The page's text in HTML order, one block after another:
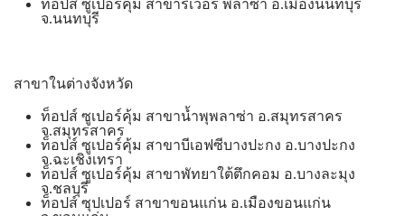
ท็อปส์ ซูเปอร์คุ้ม สาขาริเวอร์ พลาซ่า อ.เมืองนนทบุรี
จ.นนทบุรี
สาขาในต่างจังหวัด
ท็อปส์ ซูเปอร์คุ้ม สาขาน้ำพุพลาซ่า อ.สมุทรสาคร
จ.สมุทรสาคร
ท็อปส์ ซูเปอร์คุ้ม สาขาบีเอฟซีบางปะกง อ.บางปะกง
จ.ฉะเชิงเทรา
ท็อปส์ ซูเปอร์คุ้ม สาขาพัทยาใต้ตึกคอม อ.บางละมุง
จ.ชลบุรี
ท็อปส์ ซุปเปอร์ สาขาขอนแก่น อ.เมืองขอนแก่น